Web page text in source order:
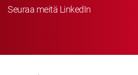
Seuraa meitä LinkedIn